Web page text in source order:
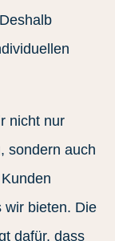
nicht nur
sondern auch
wir bieten. Die
dafür, dass